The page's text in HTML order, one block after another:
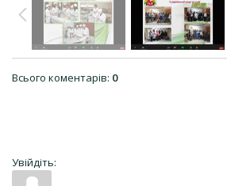
Всього коментарів: 0
Увійдіть: